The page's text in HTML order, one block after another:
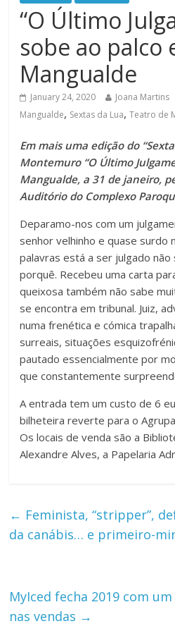
“O Último
sobe ao palco
Mangualde
January 24, 2020 Joana Martins
Mangualde, Sextas da Lua,Teatro de
Em mais uma edição do
Montemuro “O Último
Mangualde, a 31 de janeiro,
Auditório do Complexo
Deparamo-nos com um
senhor velhinho e quase surdo
palavras está a ser julgado
porquê. Recebeu uma carta
queixosa também não sabe
se encontra em tribunal. Juiz,
numa frenética e cómica
surreais, situações
pautado essencialmente por
que constantemente
A entrada tem um custo de 6
bilheteira reverte para o
Os locais de venda são a
Alexandre Alves, a Papelaria
← Feminista, “stripper”,
da canábis… e primeiro-
MyIced fecha 2019 com
nas vendas →